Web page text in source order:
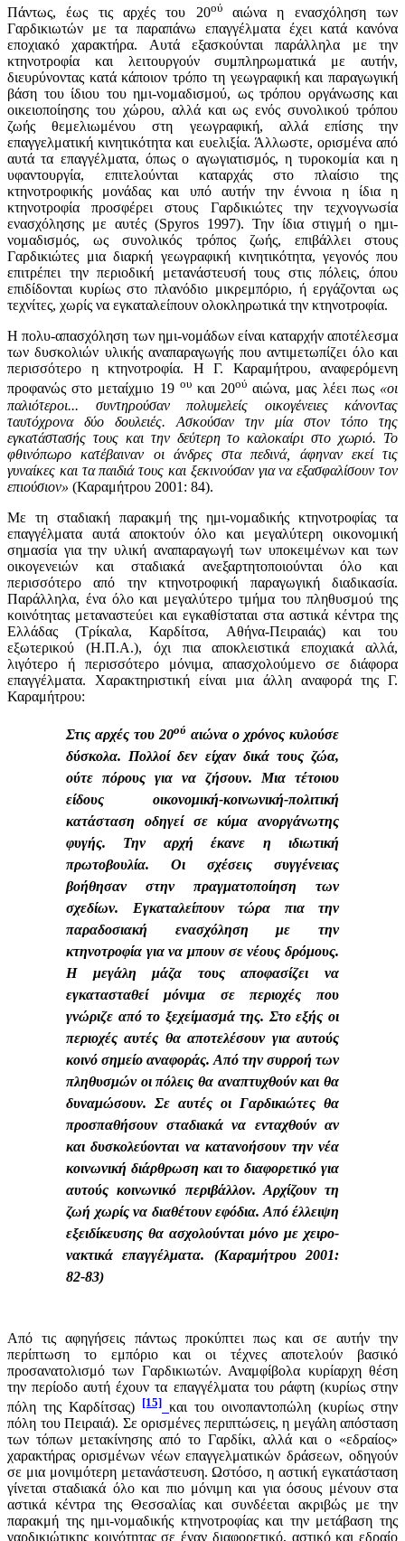
Πάντως, έως τις αρχές του 20ούαιώνα η ενασχόληση των
Γαρδικιωτών με τα παραπάνω επαγγέλματα έχει κατά κανόνα
εποχιακό χαρακτήρα. Αυτά εξασκούνται παράλληλα με την
κτηνοτροφία και λειτουργούν συμπληρωματικά με αυτήν,
διευρύνοντας κατά κάποιον τρόπο τη γεωγραφική και παραγωγική
βάση του ίδιου του ημι-νομαδισμού, ως τρόπου οργάνωσης και
οικειοποίησης του χώρου, αλλά και ως ενός συνολικού τρόπου
ζωής θεμελιωμένου στη γεωγραφική, αλλά επίσης την
επαγγελματική κινητικότητα και ευελιξία. Άλλωστε, ορισμένα από
αυτά τα επαγγέλματα, όπως ο αγωγιατισμός, η τυροκομία και η
υφαντουργία, επιτελούνται καταρχάς στο πλαίσιο της
κτηνοτροφικής μονάδας και υπό αυτήν την έννοια η ίδια η
κτηνοτροφία προσφέρει στους Γαρδικιώτες την τεχνογνωσία
ενασχόλησης με αυτές (Spyros 1997). Την ίδια στιγμή ο ημι-
νομαδισμός, ως συνολικός τρόπος ζωής, επιβάλλει στους
Γαρδικιώτες μια διαρκή γεωγραφική κινητικότητα, γεγονός που
επιτρέπει την περιοδική μετανάστευσή τους στις πόλεις, όπου
επιδίδονται κυρίως στο πλανόδιο μικρεμπόριο, ή εργάζονται ως
τεχνίτες, χωρίς να εγκαταλείπουν ολοκληρωτικά την κτηνοτροφία.
Η πολυ-απασχόληση των ημι-νομάδων είναι καταρχήν αποτέλεσμα
των δυσκολιών υλικής αναπαραγωγής που αντιμετωπίζει όλο και
περισσότερο η κτηνοτροφία. Η Γ. Καραμήτρου, αναφερόμενη
προφανώς στο μεταίχμιο 19 ουκαι 20ού αιώνα, μας λέει πως «οι
παλιότεροι... συντηρούσαν πολυμελείς οικογένειες κάνοντας
ταυτόχρονα δύο δουλειές. Ασκούσαν την μία στον τόπο της
εγκατάστασής τους και την δεύτερη το καλοκαίρι στο χωριό. Το
φθινόπωρο κατέβαιναν οι άνδρες στα πεδινά, άφηναν εκεί τις
γυναίκες και τα παιδιά τους και ξεκινούσαν για να εξασφαλίσουν τον
επιούσιον» (Καραμήτρου 2001: 84).
Με τη σταδιακή παρακμή της ημι-νομαδικής κτηνοτροφίας τα
επαγγέλματα αυτά αποκτούν όλο και μεγαλύτερη οικονομική
σημασία για την υλική αναπαραγωγή των υποκειμένων και των
οικογενειών και σταδιακά ανεξαρτητοποιούνται όλο και
περισσότερο από την κτηνοτροφική παραγωγική διαδικασία.
Παράλληλα, ένα όλο και μεγαλύτερο τμήμα του πληθυσμού της
κοινότητας μεταναστεύει και εγκαθίσταται στα αστικά κέντρα της
Ελλάδας (Τρίκαλα, Καρδίτσα, Αθήνα-Πειραιάς) και του
εξωτερικού (Η.Π.Α.), όχι πια αποκλειστικά εποχιακά αλλά,
λιγότερο ή περισσότερο μόνιμα, απασχολούμενο σε διάφορα
επαγγέλματα. Χαρακτηριστική είναι μια άλλη αναφορά της Γ.
Καραμήτρου:
Στις αρχές του 20ού αιώνα ο χρόνος κυλούσε
δύσκολα. Πολλοί δεν είχαν δικά τους ζώα,
ούτε πόρους για να ζήσουν. Μια τέτοιου
είδους οικονομική-κοινωνική-πολιτική
κατάσταση οδηγεί σε κύμα ανοργάνωτης
φυγής. Την αρχή έκανε η ιδιωτική
πρωτοβουλία. Οι σχέσεις συγγένειας
βοήθησαν στην πραγματοποίηση των
σχεδίων. Εγκαταλείπουν τώρα πια την
παραδοσιακή ενασχόληση με την
κτηνοτροφία για να μπουν σε νέους δρόμους.
Η μεγάλη μάζα τους αποφασίζει να
εγκατασταθεί μόνιμα σε περιοχές που
γνώριζε από το ξεχείμασμά της. Στο εξής οι
περιοχές αυτές θα αποτελέσουν για αυτούς
κοινό σημείο αναφοράς. Από την συρροή των
πληθυσμών οι πόλεις θα αναπτυχθούν και θα
δυναμώσουν. Σε αυτές οι Γαρδικιώτες θα
προσπαθήσουν σταδιακά να ενταχθούν αν
και δυσκολεύονται να κατανοήσουν την νέα
κοινωνική διάρθρωση και το διαφορετικό για
αυτούς κοινωνικό περιβάλλον. Αρχίζουν τη
ζωή χωρίς να διαθέτουν εφόδια. Από έλλειψη
εξειδίκευσης θα ασχολούνται μόνο με χειρο-
νακτικά επαγγέλματα. (Καραμήτρου 2001:
82-83)
Από τις αφηγήσεις πάντως προκύπτει πως και σε αυτήν την
περίπτωση το εμπόριο και οι τέχνες αποτελούν βασικό
προσανατολισμό των Γαρδικιωτών. Αναμφίβολα κυρίαρχη θέση
την περίοδο αυτή έχουν τα επαγγέλματα του ράφτη (κυρίως στην
πόλη της Καρδίτσας) [15] και του οινοπαντοπώλη (κυρίως στην
πόλη του Πειραιά). Σε ορισμένες περιπτώσεις, η μεγάλη απόσταση
των τόπων μετακίνησης από το Γαρδίκι, αλλά και ο «εδραίος»
χαρακτήρας ορισμένων νέων επαγγελματικών δράσεων, οδηγούν
σε μια μονιμότερη μετανάστευση. Ωστόσο, η αστική εγκατάσταση
γίνεται σταδιακά όλο και πιο μόνιμη και για όσους μένουν στα
αστικά κέντρα της Θεσσαλίας και συνδέεται ακριβώς με την
παρακμή της ημι-νομαδικής κτηνοτροφίας και την μετάβαση της
γαρδικιώτικης κοινότητας σε έναν διαφορετικό, αστικό και εδραίο